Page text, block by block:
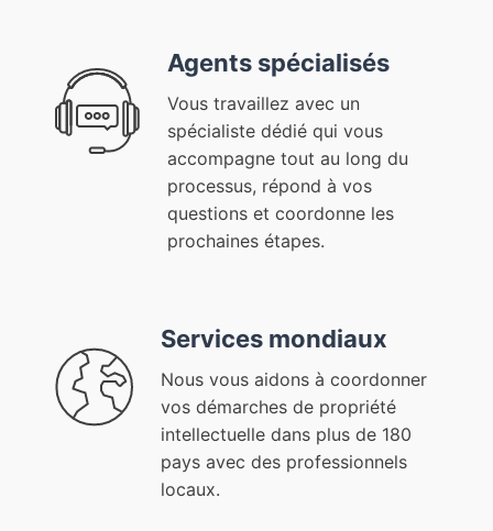
Agents spécialisés
Vous travaillez avec un
spécialiste dédié qui vous
accompagne tout au long du
processus, répond à vos
questions et coordonne les
prochaines étapes.
Services mondiaux
Nous vous aidons à coordonner
vos démarches de propriété
intellectuelle dans plus de 180
pays avec des professionnels
locaux.